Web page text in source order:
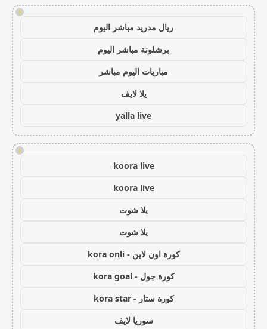
!
ريال مدريد مباشر اليوم
برشلونة مباشر اليوم
مباريات اليوم مباشر
يلا لايف
yalla live
!
koora live
koora live
يلا شوت
يلا شوت
كورة اون لاين - kora onli
كورة جول - kora goal
كورة ستار - kora star
سوريا لايف